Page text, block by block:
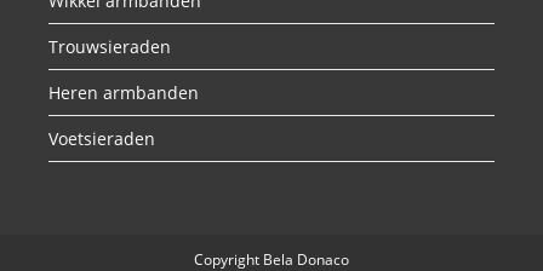
Trouwsieraden
Heren armbanden
Voetsieraden
Copyright Bela Donaco